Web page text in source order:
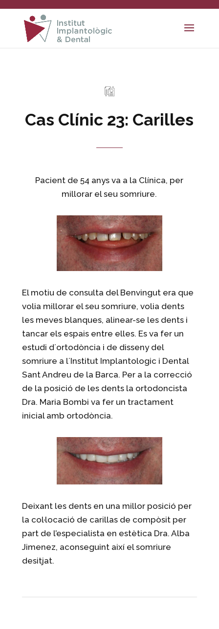
Cas Clínic 23: Carilles
Pacient de 54 anys va a la Clínica, per
millorar el seu somriure.
El motiu de consulta del Benvingut era que
volia millorar el seu somriure, volia dents
les meves blanques, alinear-se les dents i
tancar els espais entre elles. Es va fer un
estudi d´ortodòncia i de disseny del
somriure a l´Institut Implantologic i Dental
Sant Andreu de la Barca. Per a la correcció
de la posició de les dents la ortodoncista
Dra. Maria Bombi va fer un tractament
inicial amb ortodòncia.
Deixant les dents en una millor posició per
la col·locació de carillas de compòsit per
part de l’especialista en estètica Dra. Alba
Jimenez, aconseguint així el somriure
desitjat.